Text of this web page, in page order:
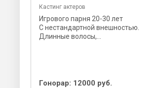
Кастинг актеров
Игрового парня 20-30 лет
С нестандартной внешностью.
Длинные волосы,...
Гонорар: 12000 руб.